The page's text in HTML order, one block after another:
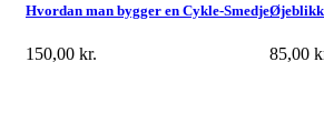
85,00
Hvordan man bygger en Cykle-Smedje
150,00 kr.